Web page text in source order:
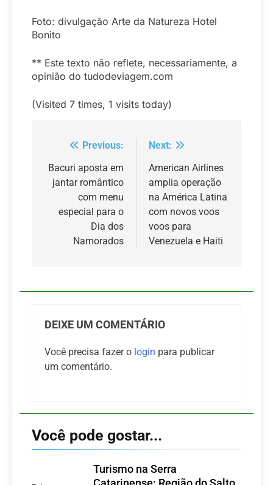
Foto: divulgação Arte da Natureza Hotel
Bonito
** Este texto não reflete, necessariamente, a
opinião do tudodeviagem.com
(Visited 7 times, 1 visits today)
Navegação
de
Post
Previous:
Bacuri aposta em
jantar romântico
com menu
especial para o
Dia dos
Namorados
Next:
American Airlines
amplia operação
na América Latina
com novos voos
voos para
Venezuela e Haiti
DEIXE UM COMENTÁRIO
Você precisa fazer o login para publicar
um comentário.
Você pode gostar...
Turismo na Serra